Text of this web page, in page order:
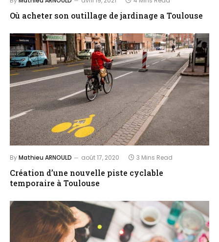
Où acheter son outillage de jardinage a Toulouse
ByMathieu ARNOULD août 17, 2020 3 Mins Read
Création d’une nouvelle piste cyclable
temporaire à Toulouse